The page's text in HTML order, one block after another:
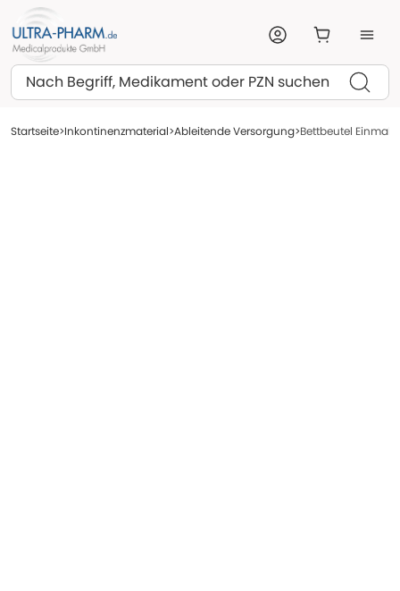
Suchen
Startseite Inkontinenzmaterial Ableitende Versorgung Bettbeutel Einmal